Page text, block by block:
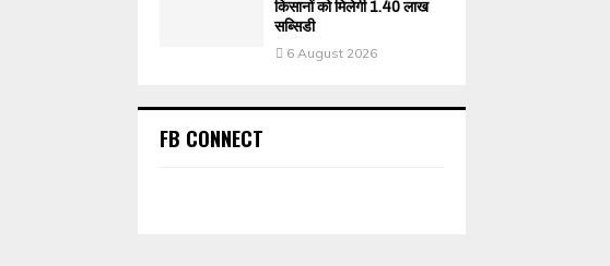
किसानों को मिलेगी 1.40 लाख
सब्सिडी
6 August 2026
FB CONNECT